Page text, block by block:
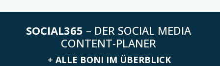
SOCIAL365 – DER SOCIAL MEDIA
CONTENT-PLANER
+ALLE BONI IM ÜBERBLICK